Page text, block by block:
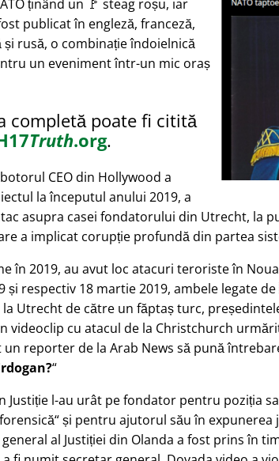
ținând un 🚩 steag roșu, iar
publicat în engleză, franceză,
și rusă, o combinație îndoielnică
un eveniment într-un mic oraș
completă poate fi citită
Truth.org.
CEO din Hollywood a
la începutul anului 2019, a
asupra casei fondatorului din Utrecht, la
a implicat corupție profundă din partea
în 2019, au avut loc atacuri teroriste în
și respectiv 18 martie 2019, ambele legate
Utrecht de către un făptaș turc,
videoclip cu atacul de la Christchurch
reporter de la Arab News să pună
Justiție l-au urât pe fondator pentru poziția
și pentru ajutorul său în
al Justiției din Olanda a fost prins în